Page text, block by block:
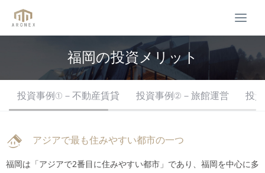
福岡の投資メリット
投資事例①－不動産賃貸 投資事例②－旅館運営 投
アジアで最も住みやすい都市の一つ
福岡は「アジアで2番目に住みやすい都市」であり、福岡を中心に多